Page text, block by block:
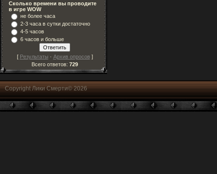
Сколько времени вы проводите
в игре WOW
не более часа
2-3 часа в сутки достаточно
4-5 часов
6 часов и больше
[ Результаты · Архив опросов ]
Всего ответов: 729
Copyright Лики Смерти© 2026